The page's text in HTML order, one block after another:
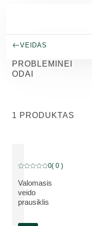
VEIDAS
PROBLEMINEI
ODAI
1 PRODUKTAS
APIE PRODUKTĄ:
Valomasis
veido
prausiklis
Dabartinis įvertinimas: 0
0( 0 )